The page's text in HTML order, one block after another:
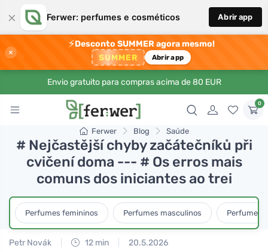
× Ferwer: perfumes e cosméticos Abrir app
×
⚡Desconto SUMMER agora mesmo!
SUMMER Abrir app
Envio gratuito para compras acima de 80 EUR
0
Ferwer Blog Saúde
# Nejčastější chyby začátečníků při
cvičení doma --- # Os erros mais
comuns dos iniciantes ao trei
Perfumes femininos Perfumes masculinos Perfumes
Petr Novák 12 min 20.5.2026